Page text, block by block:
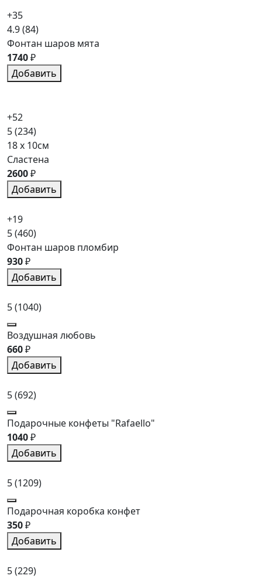
+35
4.9(84)
Фонтан шаров мята
1740₽
Добавить
+52
5(234)
18 x 10см
Сластена
2600₽
Добавить
+19
5(460)
Фонтан шаров пломбир
930₽
Добавить
5(1040)
Воздушная любовь
660₽
Добавить
5(692)
Подарочные конфеты "Rafaello"
1040₽
Добавить
5(1209)
Подарочная коробка конфет
350₽
Добавить
5(229)